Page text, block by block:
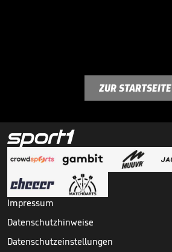
ZUR STARTSEITE
Impressum
Datenschutzhinweise
Datenschutzeinstellungen